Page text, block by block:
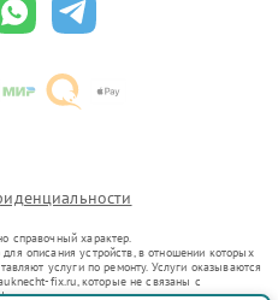
справочный характер.
описания устройств, в отношении которых
услуги по ремонту. Услуги оказываются
fix.ru, которые не связаны с
представителями.